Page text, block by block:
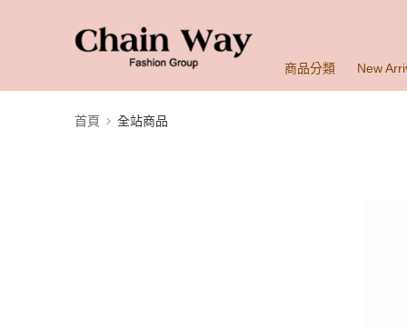
商品分類 New
首頁 全站商品